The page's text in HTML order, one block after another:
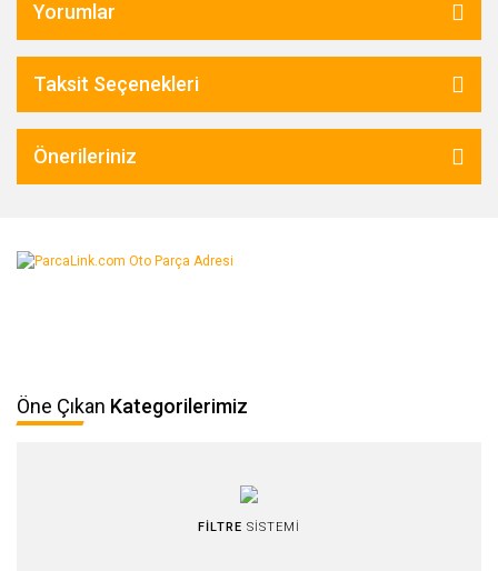
Yorumlar
Taksit Seçenekleri
Önerileriniz
Öne Çıkan Kategorilerimiz
FİLTRE SİSTEMİ